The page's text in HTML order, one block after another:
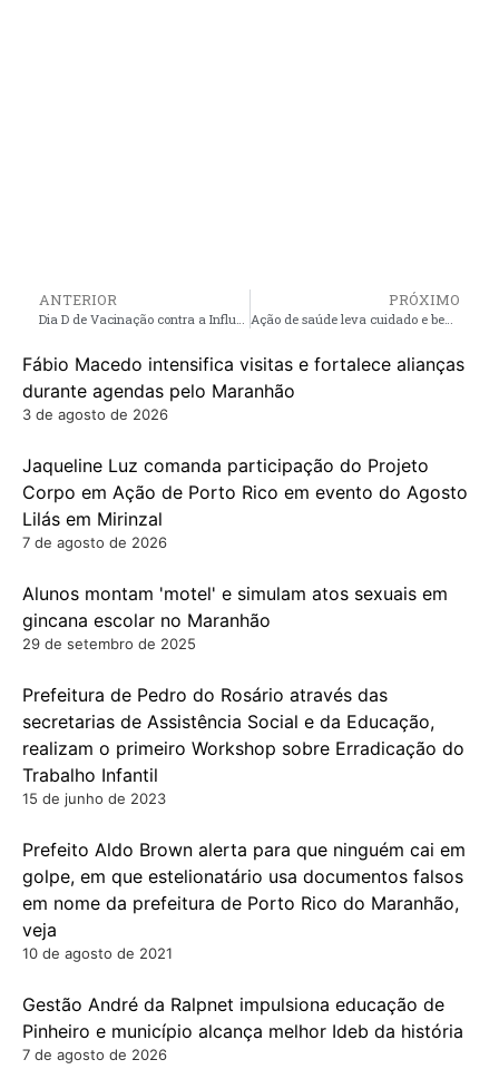
ANTERIOR
Dia D de Vacinação contra a Influenza acontece em Mirinzal nesta quinta-feira (30)
PRÓXIMO
Ação de saúde leva cuidado e bem-estar a idosos no povoado Cateaua, em Porto Rico do Maranhão
Fábio Macedo intensifica visitas e fortalece alianças
durante agendas pelo Maranhão
3 de agosto de 2026
Jaqueline Luz comanda participação do Projeto
Corpo em Ação de Porto Rico em evento do Agosto
Lilás em Mirinzal
7 de agosto de 2026
Alunos montam 'motel' e simulam atos sexuais em
gincana escolar no Maranhão
29 de setembro de 2025
Prefeitura de Pedro do Rosário através das
secretarias de Assistência Social e da Educação,
realizam o primeiro Workshop sobre Erradicação do
Trabalho Infantil
15 de junho de 2023
Prefeito Aldo Brown alerta para que ninguém cai em
golpe, em que estelionatário usa documentos falsos
em nome da prefeitura de Porto Rico do Maranhão,
veja
10 de agosto de 2021
Gestão André da Ralpnet impulsiona educação de
Pinheiro e município alcança melhor Ideb da história
7 de agosto de 2026